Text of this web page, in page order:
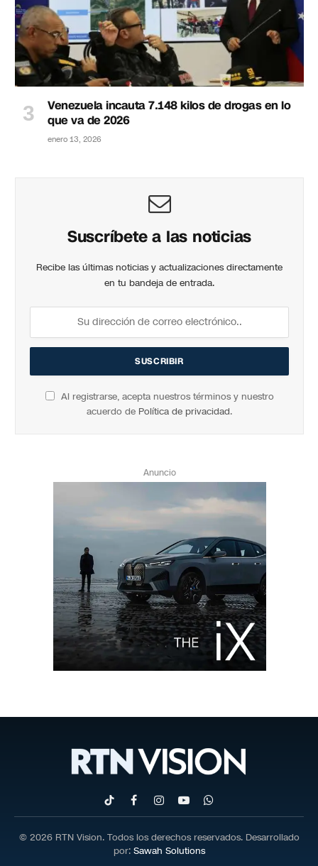
Venezuela incauta 7.148 kilos de drogas en lo
que va de 2026
enero 13, 2026
Suscríbete a las noticias
Recibe las últimas noticias y actualizaciones directamente
en tu bandeja de entrada.
Al registrarse, acepta nuestros términos y nuestro
acuerdo de Política de privacidad.
Anuncio
TikTokFacebookInstagram
YouTubeWhatsApp
© 2026 RTN Vision. Todos los derechos reservados. Desarrollado
por: Sawah Solutions